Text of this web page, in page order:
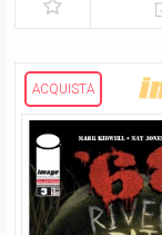
ACQUISTA